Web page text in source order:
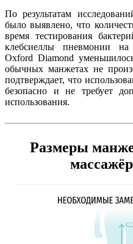
По результатам
было выявлено, что
время тестирования
клебсиеллы пневмонии на
Oxford Diamond
обычных манжетах не
подтверждает, что
безопасно и не требует
использования.
Размеры